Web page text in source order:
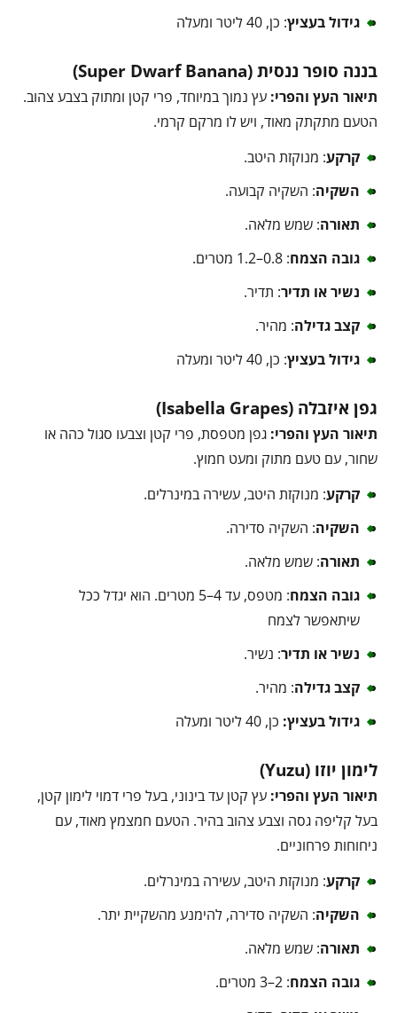
גידול בעציץ: כן, 40 ליטר ומעלה
בננה סופר ננסית (Super Dwarf Banana)
תיאור העץ והפרי:עץ נמוך במיוחד, פרי קטן ומתוק בצבע צהוב.
הטעם מתקתק מאוד, ויש לו מרקם קרמי.
קרקע: מנוקזת היטב.
השקיה: השקיה קבועה.
תאורה: שמש מלאה.
גובה הצמח: 0.8–1.2 מטרים.
נשיר או תדיר: תדיר.
קצב גדילה: מהיר.
גידול בעציץ: כן, 40 ליטר ומעלה
גפן איזבלה (Isabella Grapes)
תיאור העץ והפרי:גפן מטפסת, פרי קטן וצבעו סגול כהה או
שחור, עם טעם מתוק ומעט חמוץ.
קרקע: מנוקזת היטב, עשירה במינרלים.
השקיה: השקיה סדירה.
תאורה: שמש מלאה.
גובה הצמח
: מטפס, עד 4–5 מטרים. הוא יגדל ככל
שיתאפשר לצמח
נשיר או תדיר: נשיר.
קצב גדילה: מהיר.
גידול בעציץ: כן, 40 ליטר ומעלה
לימון יוזו (Yuzu)
תיאור העץ והפרי:עץ קטן עד בינוני, בעל פרי דמוי לימון קטן,
בעל קליפה גסה וצבע צהוב בהיר. הטעם חמצמץ מאוד, עם
ניחוחות פרחוניים.
קרקע: מנוקזת היטב, עשירה במינרלים.
השקיה: השקיה סדירה, להימנע מהשקיית יתר.
תאורה: שמש מלאה.
גובה הצמח: 2–3 מטרים.